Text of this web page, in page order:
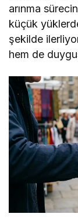
arınma
küçük
şekilde
hem de